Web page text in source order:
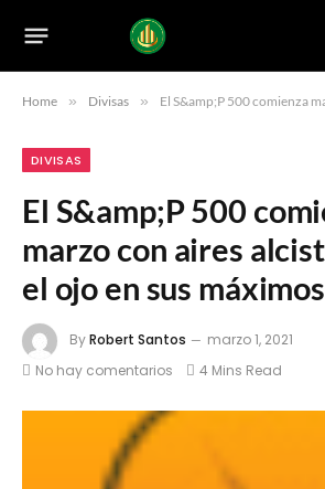
Home » Divisas » El S&amp;P 500 comienza marzo con aires
DIVISAS
El S&amp;P 500
marzo con aires
el ojo en sus
ByRobert Santos
marzo 1, 2021
No hay comentarios
4 Mins Read